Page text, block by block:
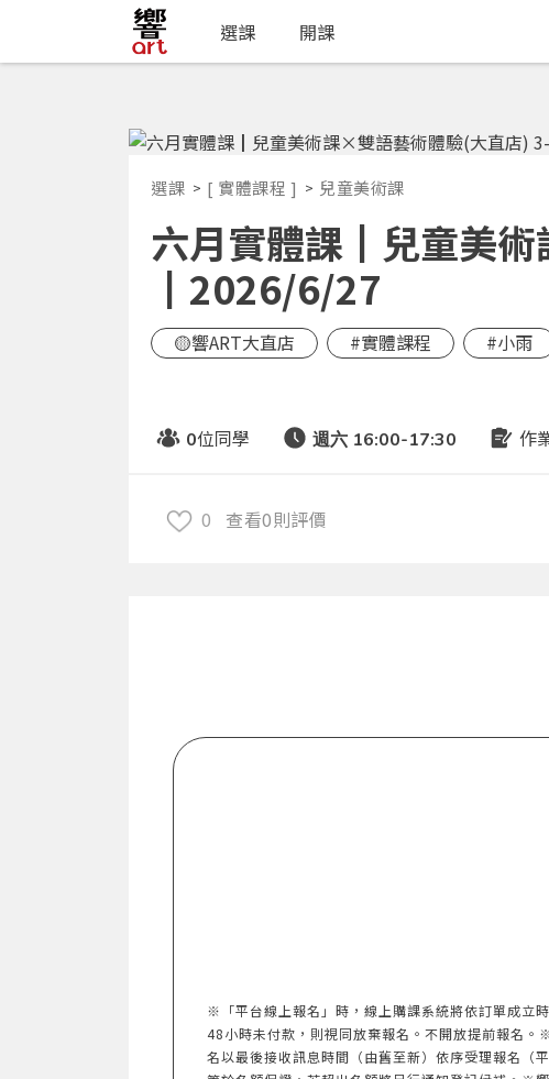
選課 開課
選課 [ 實體課程 ] 兒童美術課
六月實體課┃兒童美
┃2026/6/27
🟡響ART大直店 #實體課程 #小雨
0位同學 週六 16:00-17:30 作
0 查看0則評價
※「平台線上報名」時，線上購課系統將依訂單成立
48小時未付款，則視同放棄報名。不開放提前報名
名以最後接收訊息時間（由舊至新）依序受理報名（